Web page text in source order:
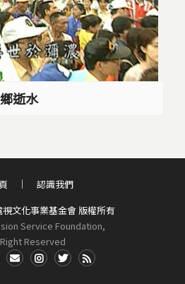
逝水
文化事業基金會 版權所有
Service Foundation,
Reserved
認識我們